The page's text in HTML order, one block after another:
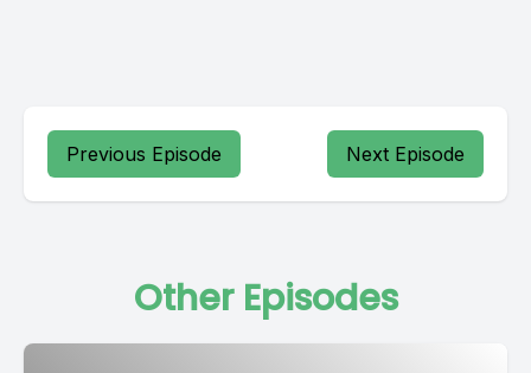
Previous Episode Next Episode
Other Episodes